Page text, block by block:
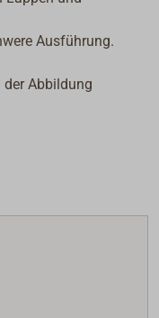
Ausführung.
Abbildung